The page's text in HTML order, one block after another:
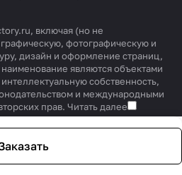
включая (но не
фотографическую и
дизайн и оформление страниц,
являются объектами
собственность,
и международными
прав. Читать далее